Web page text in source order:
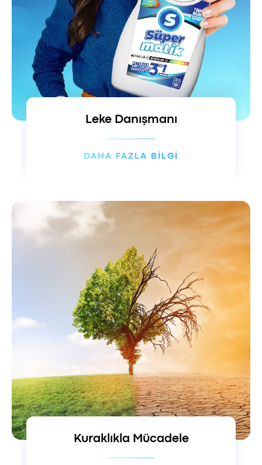
Leke Danışmanı
DAHA FAZLA BİLGİ
Kuraklıkla Mücadele